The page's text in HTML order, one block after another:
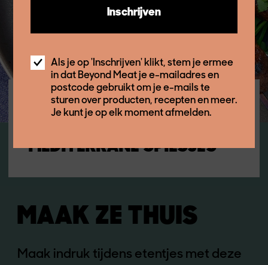
AANBEVOLEN RECEPTEN
MEDITERRANE SPIESJES
MAAK ZE THUIS
Maak indruk tijdens etentjes met deze
Inschrijven
Als je op 'Inschrijven' klikt, stem je ermee
in dat Beyond Meat je e-mailadres en
postcode gebruikt om je e-mails te
sturen over producten, recepten en meer.
Je kunt je op elk moment afmelden.